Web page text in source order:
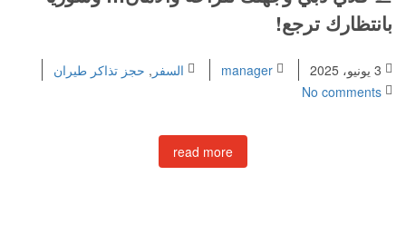
بانتظارك ترجع!
manager السفر , حجز تذاكر طيران
No comments
read more